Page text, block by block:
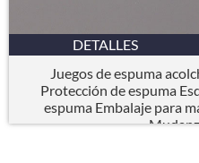
DETALLES
Juegos de espuma
Protección de espuma
espuma Embalaje para